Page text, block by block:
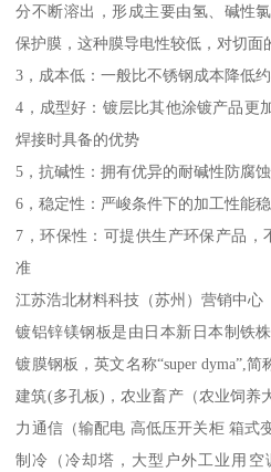
分不断溶出，形成主要由氢、碱性
保护膜，这种膜导电性较低，对切面
3，成本低：一般比不锈钢成本降低
4，成型好：镀层比其他涂镀产品更
焊接时具备的优势
5，抗碱性：拥有优异的耐碱性防腐
6，稳定性：严峻条件下的加工性能
7，环保性：可提供生产环保产品，
准
江苏浩北材料科技（苏州）营销中心
镀铝锌镁钢板是由日本新日本制铁
镀膜钢板，英文名称“super dyma”,
建筑(多孔板)，农业畜产（农业饲养
力通信（输配电 高低压开关柜 箱式
制冷（冷却塔，大型户外工业用